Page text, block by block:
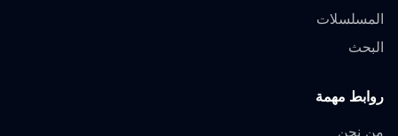
المسلسلات
البحث
روابط مهمة
من نحن